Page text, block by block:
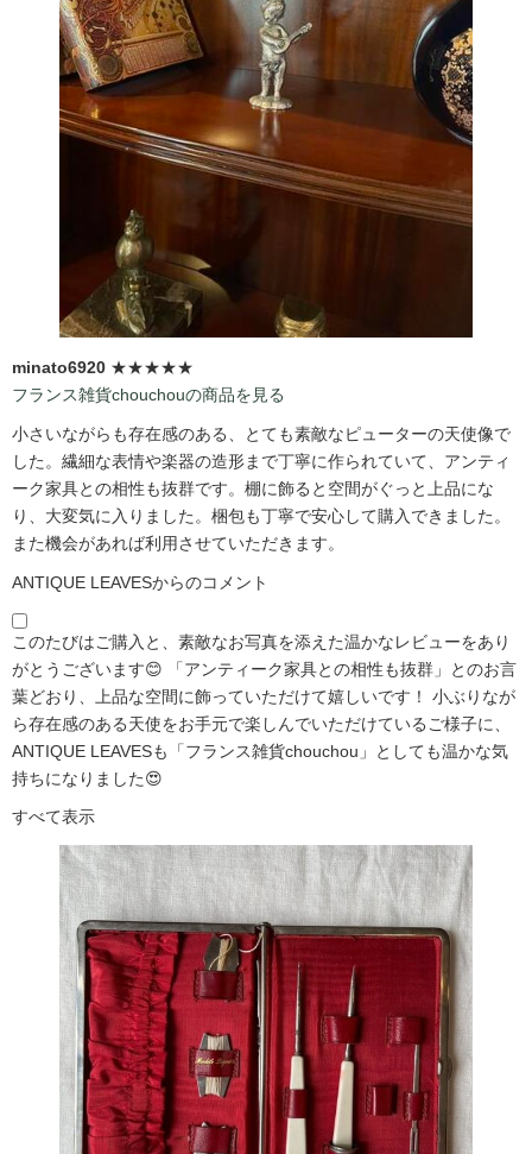
minato6920 ★★★★★
フランス雑貨chouchouの商品を見る
小さいながらも存在感のある、とても素敵なピューターの天使像で
した。繊細な表情や楽器の造形まで丁寧に作られていて、アンティ
ーク家具との相性も抜群です。棚に飾ると空間がぐっと上品にな
り、大変気に入りました。梱包も丁寧で安心して購入できました。
また機会があれば利用させていただきます。
ANTIQUE LEAVESからのコメント
このたびはご購入と、素敵なお写真を添えた温かなレビューをあり
がとうございます😊 「アンティーク家具との相性も抜群」とのお言
葉どおり、上品な空間に飾っていただけて嬉しいです！ 小ぶりなが
ら存在感のある天使をお手元で楽しんでいただけているご様子に、
ANTIQUE LEAVESも「フランス雑貨chouchou」としても温かな気
持ちになりました😍
すべて表示